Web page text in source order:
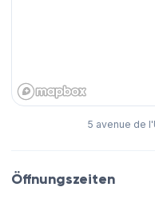
5 avenue de
Öffnungszeiten